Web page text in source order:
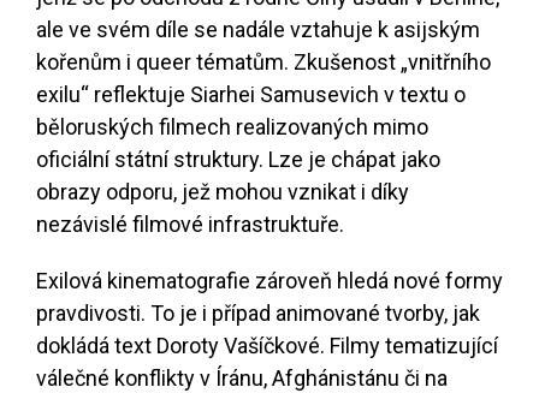
ale ve svém díle se nadále vztahuje k asijským
kořenům i queer tématům. Zkušenost „vnitřního
exilu“ reflektuje Siarhei Samusevich v textu o
běloruských filmech realizovaných mimo
oficiální státní struktury. Lze je chápat jako
obrazy odporu, jež mohou vznikat i díky
nezávislé filmové infrastruktuře.
Exilová kinematografie zároveň hledá nové formy
pravdivosti. To je i případ animované tvorby, jak
dokládá text Doroty Vašíčkové. Filmy tematizující
válečné konflikty v Íránu, Afghánistánu či na